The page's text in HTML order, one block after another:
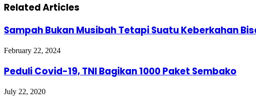
Related Articles
Sampah Bukan Musibah Tetapi Suatu Keberkahan
February 22, 2024
Peduli Covid-19, TNI Bagikan 1000 Paket Sembako
July 22, 2020